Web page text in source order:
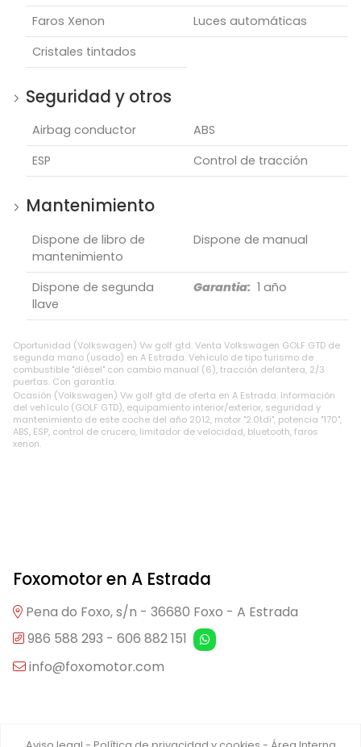
Faros Xenon
Luces automáticas
Cristales tintados
Seguridad y otros
Airbag conductor
ABS
ESP
Control de tracción
Mantenimiento
Dispone de libro de
mantenimiento
Dispone de manual
Dispone de segunda
llave
Garantia: 1 año
Oportunidad (Volkswagen) Vw golf gtd. Venta Volkswagen GOLF GTD de
segunda mano (usado) en A Estrada. Vehículo de tipo turismo de
combustible "diésel" con cambio manual (6), tracción delantera, 2/3
puertas. Con garantía.
Ocasión (Volkswagen) Vw golf gtd de oferta en A Estrada. Información
del vehículo (GOLF GTD), equipamiento interior/exterior, seguridad y
mantenimiento de este coche del año 2012, motor "2.0tdi", potencia "170",
ABS, ESP, control de crucero, limitador de velocidad, bluetooth, faros
xenon.
Foxomotor en A Estrada
Pena do Foxo, s/n - 36680 Foxo - A Estrada
986 588 293 - 606 882 151
info@foxomotor.com